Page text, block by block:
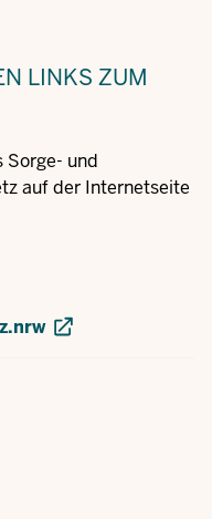
LINKS ZUM
Sorge- und
auf der Internetseite